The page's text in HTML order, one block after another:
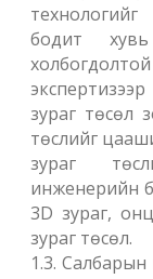
бодит
зураг төсөл
төслийг
зураг
инженерийн
3D зураг,
зураг төсөл.
1.3. Салбарын